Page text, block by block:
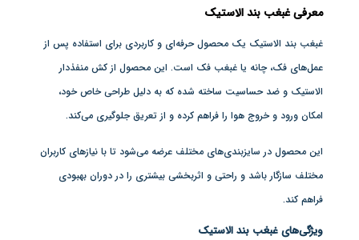
معرفی غبغب بند الاستیک
غبغب بند الاستیک یک محصول حرفه‌ای و کاربردی برای استفاده پس از
عمل‌های فک، چانه یا غبغب فک است. این محصول از کش منفذدار
الاستیک و ضد حساسیت ساخته شده که به دلیل طراحی خاص خود،
امکان ورود و خروج هوا را فراهم کرده و از تعریق جلوگیری می‌کند.
این محصول در سایزبندی‌های مختلف عرضه می‌شود تا با نیازهای کاربران
مختلف سازگار باشد و راحتی و اثربخشی بیشتری را در دوران بهبودی
فراهم کند.
ویژگی‌های غبغب بند الاستیک